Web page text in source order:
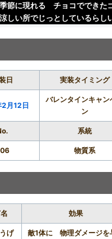
節に現れる チョコでできた
い所でじっとしているらしい
日 実装タイミング
月12日
バレンタインキャン
ン
系統
物質系
効果
げ
敵1体に 物理ダメージを